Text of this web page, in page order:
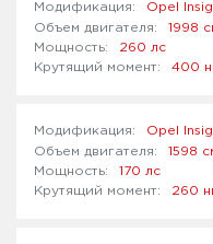
Opel
1998
260 лс
400
Opel
1598
170 лс
260